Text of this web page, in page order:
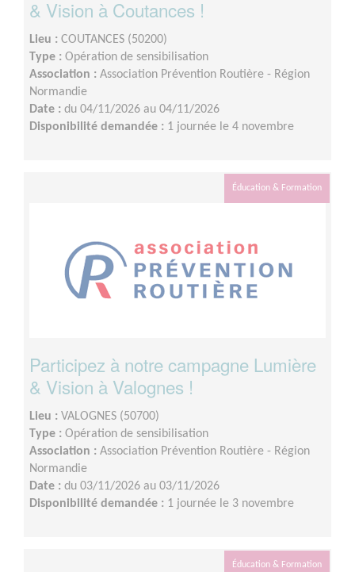
& Vision à Coutances !
Lieu : COUTANCES (50200)
Type : Opération de sensibilisation
Association : Association Prévention Routière - Région
Normandie
Date : du 04/11/2026 au 04/11/2026
Disponibilité demandée : 1 journée le 4 novembre
Éducation & Formation
Participez à notre campagne Lumière
& Vision à Valognes !
Lieu : VALOGNES (50700)
Type : Opération de sensibilisation
Association : Association Prévention Routière - Région
Normandie
Date : du 03/11/2026 au 03/11/2026
Disponibilité demandée : 1 journée le 3 novembre
Éducation & Formation